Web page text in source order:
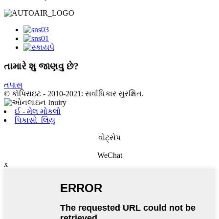
તામારે શુ જાણવુ છે?
તપાસ
© કૉપિરાઇટ - 2010-2021: સર્વાધિકાર સુરક્ષિત.
ઈ - મેલ મોકલો
પિકાસો_લિયુ
વોટ્સેપ
WeChat
x